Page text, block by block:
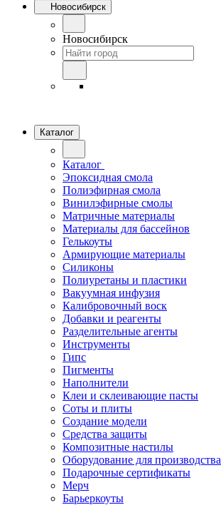
Новосибирск
Новосибирск
Каталог
Каталог
Эпоксидная смола
Полиэфирная смола
Винилэфирные смолы
Матричные материалы
Материалы для бассейнов
Гелькоуты
Армирующие материалы
Силиконы
Полиуретаны и пластики
Вакуумная инфузия
Калибровочный воск
Добавки и реагенты
Разделительные агенты
Инструменты
Гипс
Пигменты
Наполнители
Клеи и склеивающие пасты
Соты и плиты
Создание модели
Средства защиты
Композитные настилы
Оборудование для производства
Подарочные сертификаты
Мерч
Барьеркоуты